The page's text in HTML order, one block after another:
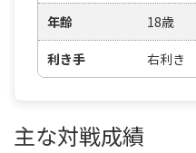
年齢 18歳
利き手 右利き
主な対戦成績